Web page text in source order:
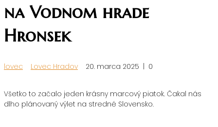
na Vodnom hrade
Hronsek
lovec Lovec Hradov 20. marca 2025 0
Všetko to začalo jeden krásny marcový piatok. Čakal nás
dlho plánovaný výlet na stredné Slovensko.